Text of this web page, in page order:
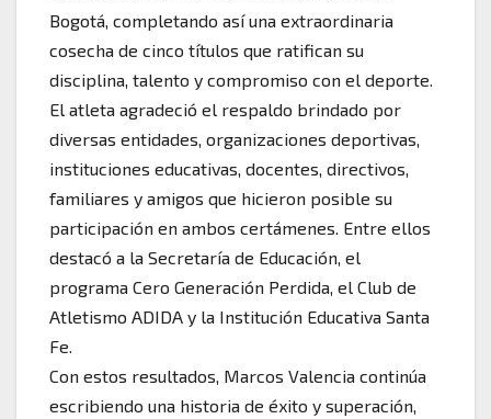
Bogotá, completando así una extraordinaria
cosecha de cinco títulos que ratifican su
disciplina, talento y compromiso con el deporte.
El atleta agradeció el respaldo brindado por
diversas entidades, organizaciones deportivas,
instituciones educativas, docentes, directivos,
familiares y amigos que hicieron posible su
participación en ambos certámenes. Entre ellos
destacó a la Secretaría de Educación, el
programa Cero Generación Perdida, el Club de
Atletismo ADIDA y la Institución Educativa Santa
Fe.
Con estos resultados, Marcos Valencia continúa
escribiendo una historia de éxito y superación,